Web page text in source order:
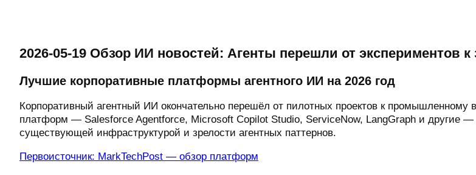
2026-05-19 Обзор ИИ новостей: Агенты перешли от экспериментов к
Лучшие корпоративные платформы агентного ИИ на 2026 год
Корпоративный агентный ИИ окончательно перешёл от пилотных проектов к
платформ — Salesforce Agentforce, Microsoft Copilot Studio, ServiceNow, LangGraph и другие
существующей инфраструктурой и зрелости агентных паттернов.
Первоисточник: MarkTechPost — обзор платформ